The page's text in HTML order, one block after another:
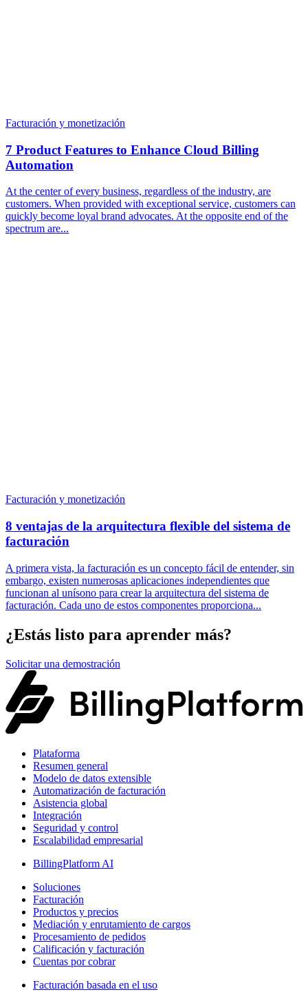
Facturación y monetización
7 Product Features to Enhance Cloud Billing
Automation
At the center of every business, regardless of the industry, are
customers. When provided with exceptional service, customers can
quickly become loyal brand advocates. At the opposite end of the
spectrum are...
Facturación y monetización
8 ventajas de la arquitectura flexible del sistema de
facturación
A primera vista, la facturación es un concepto fácil de entender, sin
embargo, existen numerosas aplicaciones independientes que
funcionan al unísono para crear la arquitectura del sistema de
facturación. Cada uno de estos componentes proporciona...
¿Estás listo para aprender más?
Solicitar una demostración
Plataforma
Resumen general
Modelo de datos extensible
Automatización de facturación
Asistencia global
Integración
Seguridad y control
Escalabilidad empresarial
BillingPlatform AI
Soluciones
Facturación
Productos y precios
Mediación y enrutamiento de cargos
Procesamiento de pedidos
Calificación y facturación
Cuentas por cobrar
Facturación basada en el uso